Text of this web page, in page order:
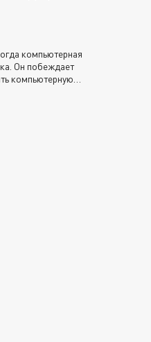
компьютерная
Он побеждает
компьютерную